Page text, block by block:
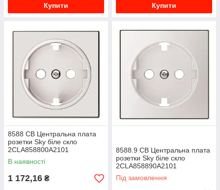
Купити Купити
8588 CB Центральна плата
розетки Sky біле скло
2CLA858800A2101
В наявності
1 172,16 ₴
8588.9 CB Центральна плата
розетки Sky біле скло
2CLA858890A2101
Під замовлення